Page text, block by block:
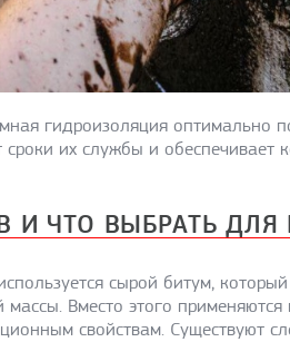
гидроизоляция оптимально
их службы и обеспечивает
И ЧТО ВЫБРАТЬ ДЛЯ
сырой битум,
Вместо этого применяются
свойствам. Существуют